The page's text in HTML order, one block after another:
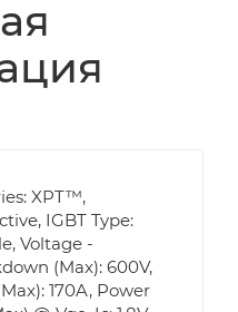
XPT™,
IGBT Type:
Voltage -
(Max): 600V,
170A, Power